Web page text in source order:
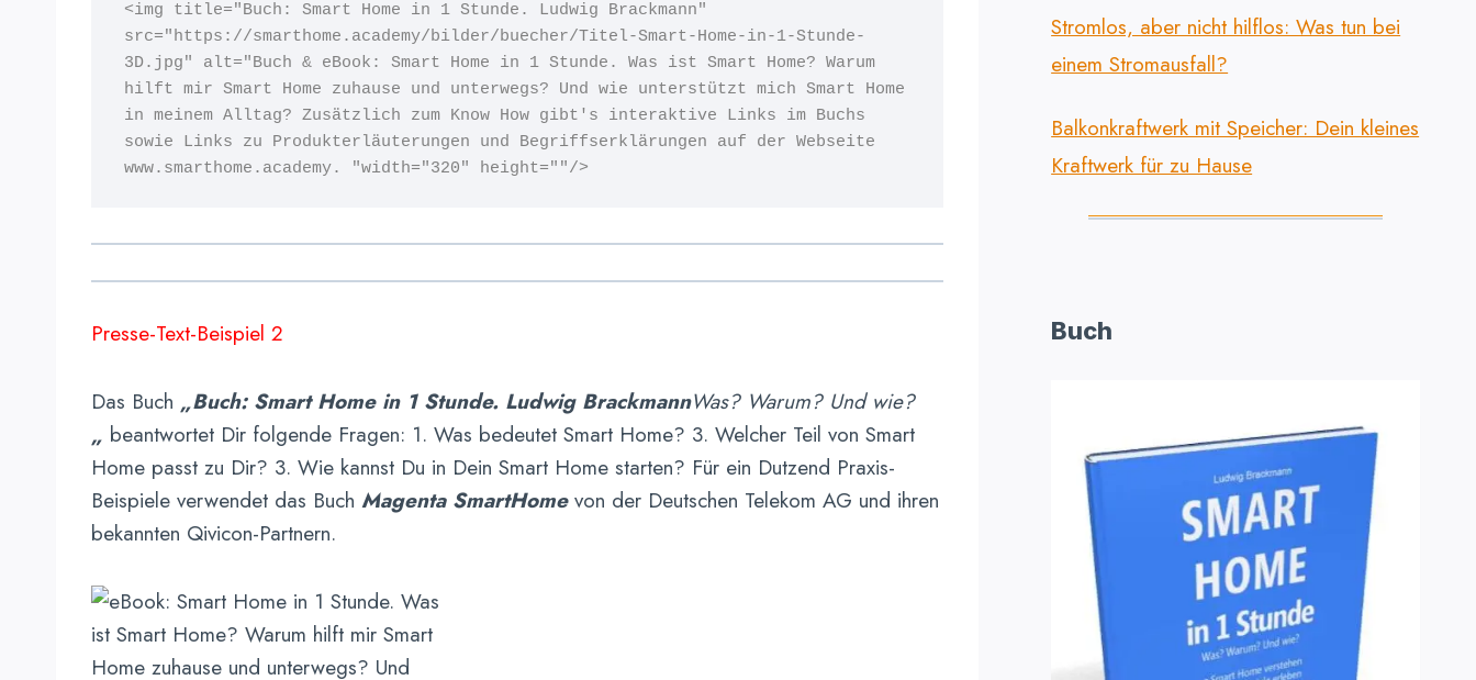
<img
src="https://smarthome.academy/bilder/buecher/Titel-Smart-Home-in-1-Stunde-
3D.jpg" alt="Buch & eBook: Smart Home in 1 Stunde. Was ist Smart Home? Warum
hilft mir Smart Home zuhause und unterwegs? Und wie unterstützt mich Smart Home
in meinem Alltag? Zusätzlich zum Know How gibt's interaktive Links im Buchs
sowie Links zu Produkterläuterungen und Begriffserklärungen auf der Webseite
www.smarthome.academy. "width="320" height=""/>
Presse-Text-Beispiel 2
Das Buch „Buch: Smart Home in 1 Stunde. Ludwig BrackmannWas? Warum? Und wie?
„ beantwortet Dir folgende Fragen: 1. Was bedeutet Smart Home? 3. Welcher Teil von Smart
Home passt zu Dir? 3. Wie kannst Du in Dein Smart Home starten? Für ein Dutzend Praxis-
Beispiele verwendet das Buch Magenta SmartHomevon der Deutschen Telekom AG und ihren
bekannten Qivicon-Partnern.
Stromlos, aber nicht hilflos: Was tun bei
einem Stromausfall?
Balkonkraftwerk mit Speicher: Dein kleines
Kraftwerk für zu Hause
Buch